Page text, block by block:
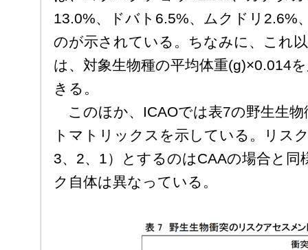
13.0%、ドバト6.5%、ムクドリ2.6%
のが示されている。ちなみに、これ
は、対象生物種の平均体重(g)×0.014
きる。
このほか、ICAOでは表7の野生生
トマトリックスを示している。リス
3、2、1）とするのはCAAの場合と
ク自体は異なっている。